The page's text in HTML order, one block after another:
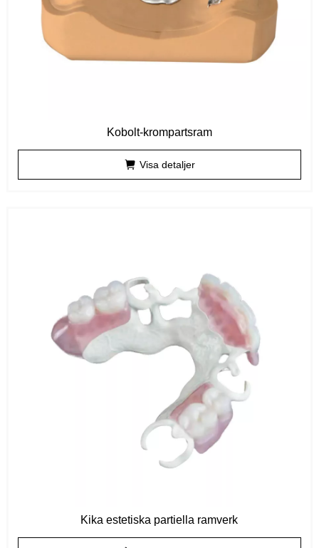
Kobolt-krompartsram
Visa detaljer
Kika estetiska partiella ramverk